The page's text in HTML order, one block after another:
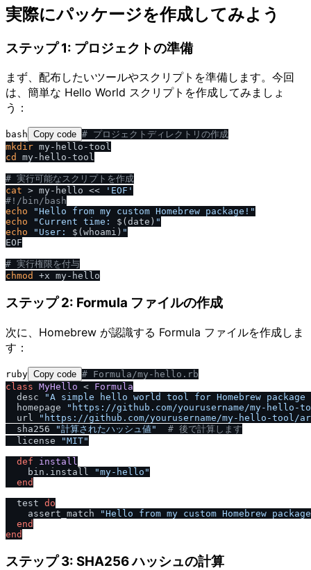
実際にパッケージを作成してみよう
ステップ 1: プロジェクトの準備
まず、配布したいツールやスクリプトを準備します。今回
は、簡単な Hello World スクリプトを作成してみましょ
う：
bash Copy code # プロジェクトディレクトリの作成
mkdir
cd
my-hello-tool
# 実行可能なスクリプトを作成
cat > my-hello <<
'EOF'
#! / bin/ bash
echo
"Hello from my custom Homebrew package!"
echo
"Current time: $(date) "
echo
"User: $(whoami) "
EOF
# 実行権限を付与
chmod
ステップ 2: Formula ファイルの作成
次に、Homebrew が認識する Formula ファイルを作成しま
す：
ruby Copy code # Formula /my-hello.rb
class MyHello < Formula
  desc
"A simple hello world tool for Homebrew package
  homepage
"https: / /github.com/yourusername /my-hello-
  url
"https: / /github.com/yourusername /my-hello-tool /
  sha256
"計算されたハッシュ値"
# 後で計算します
  license
"MIT"
def
install
    bin.install
"my-hello"
end
  test
do
    assert_match
"Hello from my custom Homebrew
end
end
ステップ 3: SHA256 ハッシュの計算